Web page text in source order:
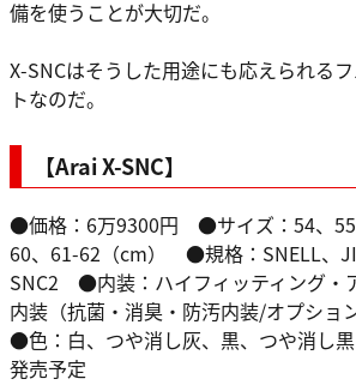
備を使うことが大切だ。
X-SNCはそうした用途にも応えられる
トなのだ。
【Arai X-SNC】
●価格：6万9300円 ●サイズ：54、
60、61-62（cm） ●規格：SNELL
SNC2 ●内装：ハイフィッティング・
内装（抗菌・消臭・防汚内装/オプショ
●色：白、つや消し灰、黒、つや消し
発売予定